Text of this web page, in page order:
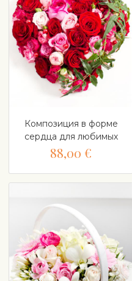
Композиция в форме
сердца для любимых
88,00 €